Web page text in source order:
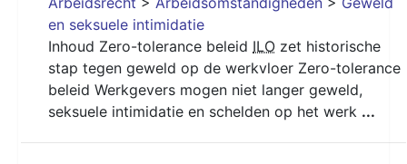
en seksuele intimidatie
Inhoud Zero-tolerance beleid ILO zet historische
stap tegen geweld op de werkvloer Zero-tolerance
beleid Werkgevers mogen niet langer geweld,
seksuele intimidatie en schelden op het werk ...